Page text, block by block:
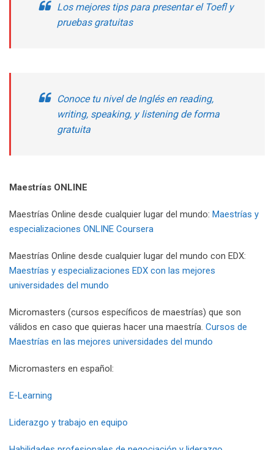
Los mejores tips para presentar el Toefl y
pruebas gratuitas
Conoce tu nivel de Inglés en reading,
writing, speaking, y listening de forma
gratuita
Maestrías ONLINE
Maestrías Online desde cualquier lugar del mundo: Maestrías y
especializaciones ONLINE Coursera
Maestrías Online desde cualquier lugar del mundo con EDX:
Maestrías y especializaciones EDX con las mejores
universidades del mundo
Micromasters (cursos específicos de maestrías) que son
válidos en caso que quieras hacer una maestría. Cursos de
Maestrías en las mejores universidades del mundo
Micromasters en español:
E-Learning
Liderazgo y trabajo en equipo